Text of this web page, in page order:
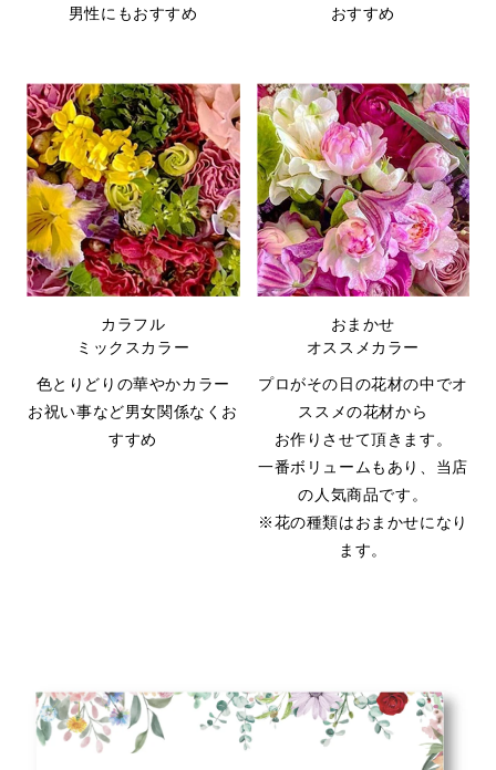
男性にもおすすめ
おすすめ
カラフル
ミックスカラー
色とりどりの華やかカラー
お祝い事など男女関係なくお
すすめ
おまかせ
オススメカラー
プロがその日の花材の中でオ
ススメの花材から
お作りさせて頂きます。
一番ボリュームもあり、当店
の人気商品です。
※花の種類はおまかせになり
ます。